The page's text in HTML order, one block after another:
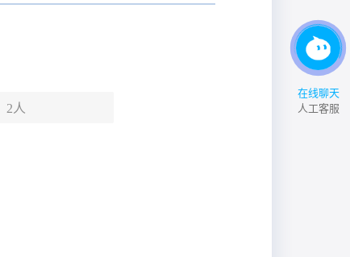
2人
在线聊天
人工客服